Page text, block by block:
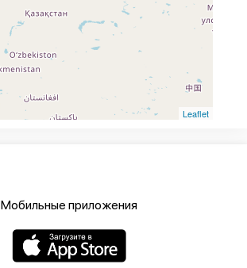
Leaflet
Мобильные приложения